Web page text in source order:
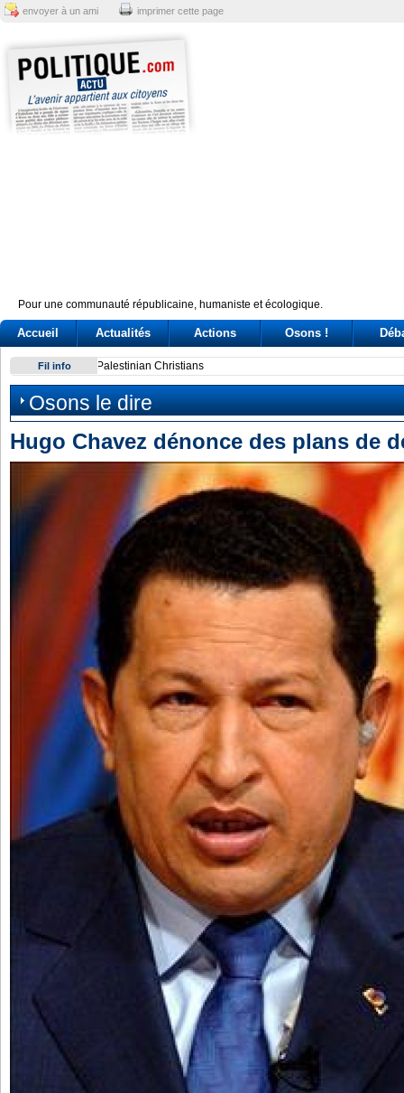
envoyer à un ami imprimer cette page
Pour une communauté républicaine, humaniste et écologique.
Accueil Actualités Actions Osons !
Fil info Sindicato italiano lleva a Cuba su solidaridad en centenario
Osons le dire
Hugo Chavez dénonce des plans de